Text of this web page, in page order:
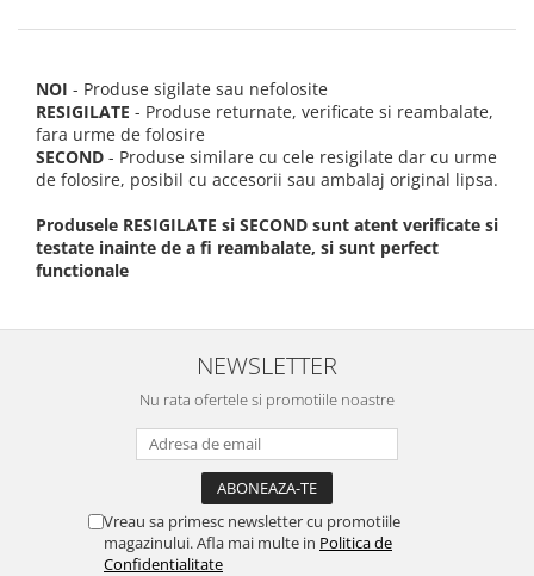
NOI - Produse sigilate sau nefolosite
RESIGILATE - Produse returnate, verificate si reambalate,
fara urme de folosire
SECOND - Produse similare cu cele resigilate dar cu urme
de folosire, posibil cu accesorii sau ambalaj original lipsa.
Produsele RESIGILATE si SECOND sunt atent verificate si
testate inainte de a fi reambalate, si sunt perfect
functionale
NEWSLETTER
Nu rata ofertele si promotiile noastre
Vreau sa primesc newsletter cu promotiile
magazinului. Afla mai multe in Politica de
Confidentialitate